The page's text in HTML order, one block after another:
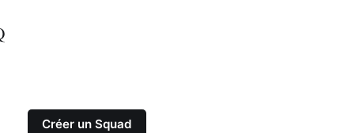
Créer un Squad